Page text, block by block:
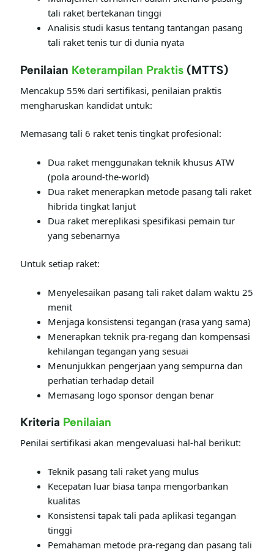
tali raket bertekanan tinggi
Analisis studi kasus tentang tantangan pasang
tali raket tenis tur di dunia nyata
Penilaian Keterampilan Praktis (MTTS)
Mencakup 55% dari sertifikasi, penilaian praktis
mengharuskan kandidat untuk:
Memasang tali 6 raket tenis tingkat profesional:
Dua raket menggunakan teknik khusus ATW
(pola around-the-world)
Dua raket menerapkan metode pasang tali raket
hibrida tingkat lanjut
Dua raket mereplikasi spesifikasi pemain tur
yang sebenarnya
Untuk setiap raket:
Menyelesaikan pasang tali raket dalam waktu 25
menit
Menjaga konsistensi tegangan (rasa yang sama)
Menerapkan teknik pra-regang dan kompensasi
kehilangan tegangan yang sesuai
Menunjukkan pengerjaan yang sempurna dan
perhatian terhadap detail
Memasang logo sponsor dengan benar
Kriteria Penilaian
Penilai sertifikasi akan mengevaluasi hal-hal berikut:
Teknik pasang tali raket yang mulus
Kecepatan luar biasa tanpa mengorbankan
kualitas
Konsistensi tapak tali pada aplikasi tegangan
tinggi
Pemahaman metode pra-regang dan pasang tali